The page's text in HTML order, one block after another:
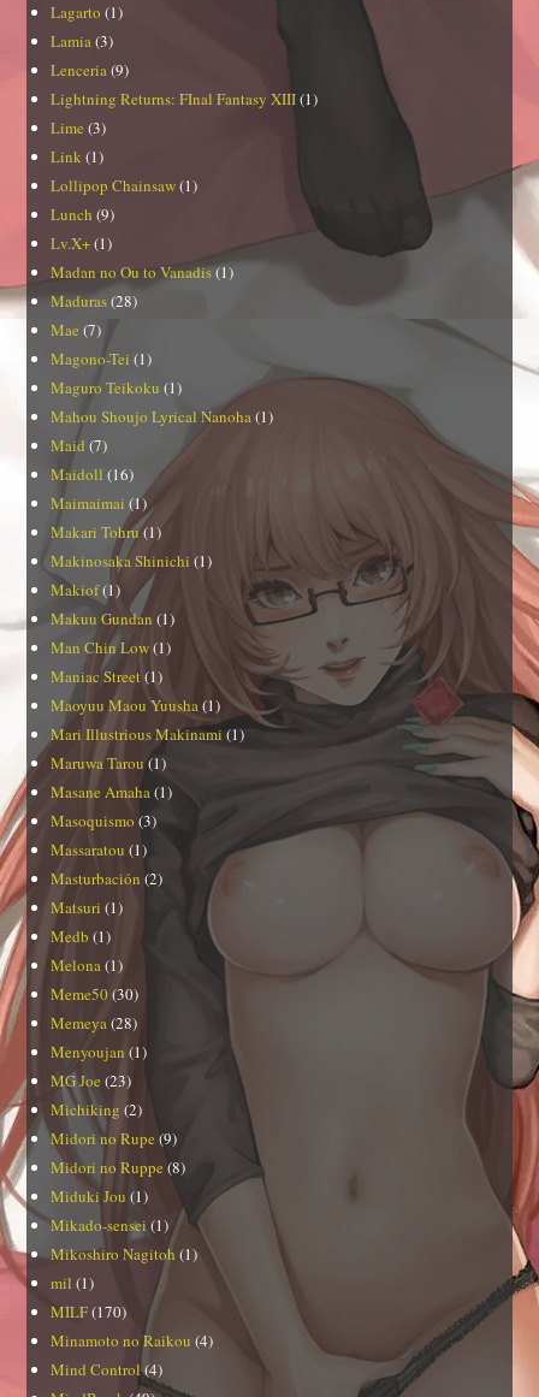
Lagarto (1)
Lamia(3)
Lenceria(9)
Lightning Returns: FInal Fantasy XIII(1)
Lime (3)
Link (1)
Lollipop Chainsaw(1)
Lunch (9)
Lv.X+(1)
Madan no Ou to Vanadis(1)
Maduras(28)
Mae (7)
Magono-Tei (1)
Maguro Teikoku (1)
Mahou Shoujo Lyrical Nanoha(1)
Maid (7)
Maidoll (16)
Maimaimai (1)
Makari Tohru(1)
Makinosaka Shinichi (1)
Makiof(1)
Makuu Gundan (1)
Man Chin Low(1)
Maniac Street(1)
Maoyuu Maou Yuusha(1)
Mari Illustrious Makinami(1)
Maruwa Tarou(1)
Masane Amaha(1)
Masoquismo (3)
Massaratou (1)
Masturbación (2)
Matsuri (1)
Medb (1)
Melona(1)
Meme50(30)
Memeya(28)
Menyoujan (1)
MG Joe (23)
Michiking (2)
Midori no Rupe (9)
Midori no Ruppe (8)
Miduki Jou (1)
Mikado-sensei (1)
Mikoshiro Nagitoh (1)
mil (1)
MILF(170)
Minamoto no Raikou (4)
Mind Control(4)